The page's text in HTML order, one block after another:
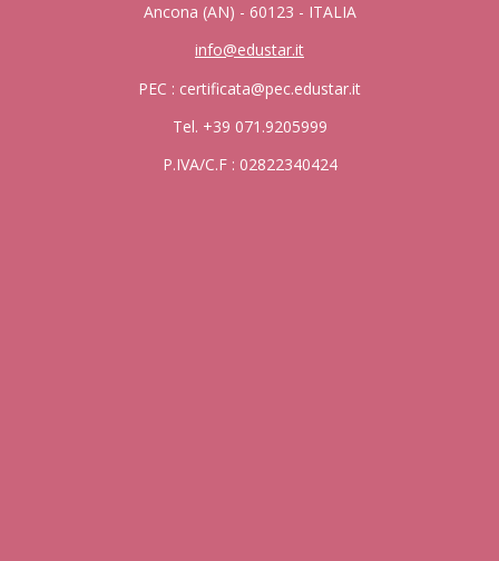
Ancona (AN) - 60123 - ITALIA
info@edustar.it
PEC : certificata@pec.edustar.it
Tel. +39 071.9205999
P.IVA/C.F : 02822340424